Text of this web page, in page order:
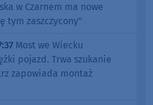
w Czarnem ma nowe
tym zaszczycony"
Most we Wiecku
pojazd. Trwa szukanie
zapowiada montaż